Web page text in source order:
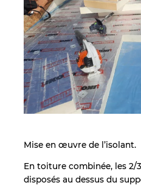
Mise en œuvre de l’isolant.
En toiture combinée, les 2/
disposés au dessus du